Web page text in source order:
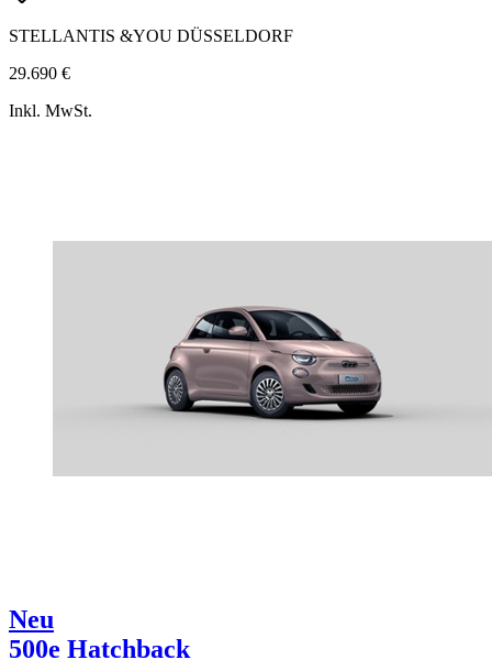
STELLANTIS &YOU DÜSSELDORF
29.690 €
Inkl. MwSt.
Neu
500e Hatchback